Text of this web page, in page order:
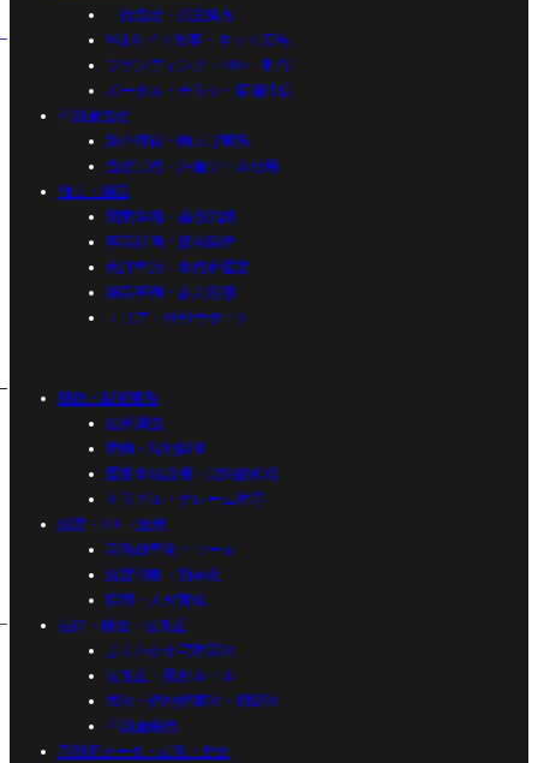
一括査定・売主集客
Webサイト集客・ネット広告
ブランディング・SNS・制作
ポータル・チラシ・店舗販促
不動産査定
媒介獲得・物上げ実務
査定実務・評価ツール活用
独立・開業
開業準備・基礎知識
事業計画・資金調達
免許申請・事務所運営
開業事例・参入形態
エリア・外部サポート
契約・調査実務
役所調査
建物・現地調査
重要事項説明・契約書作成
トラブル・クレーム対応
経営・DX・組織
業務効率化・ツール
経営戦略・効率化
採用・人材育成
法律・税金・法改正
よくわかる宅建業法
法改正・最新ルール
民法・借地借家法・周辺法
不動産税務
不動産データ・市況・歴史